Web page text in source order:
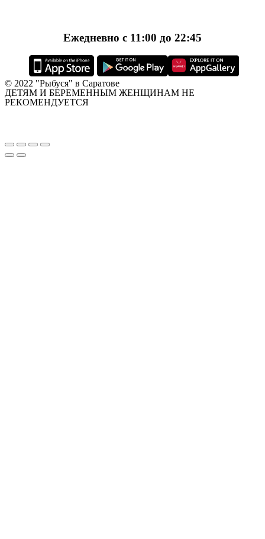
Ежедневно с 11:00 до 22:45
© 2022 "Рыбуся" в Саратове
ДЕТЯМ И БЕРЕМЕННЫМ ЖЕНЩИНАМ НЕ
РЕКОМЕНДУЕТСЯ